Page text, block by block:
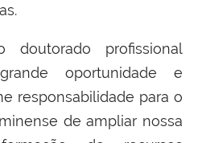
doutorado profissional
oportunidade e
responsabilidade para o
de ampliar nossa